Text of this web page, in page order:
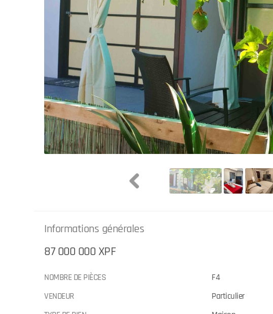
Informations générales
87 000 000 XPF
NOMBRE DE PIÈCES
F4
VENDEUR
Particulier